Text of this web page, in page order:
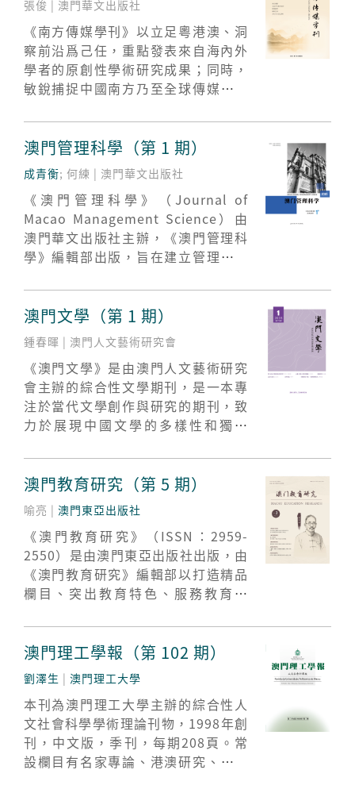
言學、國際中文教育研究，以及教育
改革與教學研究等不同領域範疇。
張俊 | 澳門華文出版社
《南方傳媒學刊》以立足粵港澳、洞
察前沿爲己任，重點發表來自海內外
學者的原創性學術研究成果；同時，
敏銳捕捉中國南方乃至全球傳媒發展
人工智能生成內容、文學藝術等領域
的新思想、新業態與新範式，著力推
動傳媒影視領域的理論構建、歷史書
寫與現實關懷。
澳門管理科學（第 1 期）
成青衡; 何練 | 澳門華文出版社
《澳門管理科學》（Journal of
Macao Management Science）由
澳門華文出版社主辦，《澳門管理科
學》編輯部出版，旨在建立管理科學
踐之平台，促進管理科學前沿思想之
交流，增强學者的國際化視野，為澳
門管理學科之發展和理論實踐水准之
提高作出貢獻。 本刊現為季刊，逢3
月，6月，9月，12月出版，常設組織
戰略，經濟管理，市場行銷，應急管
理，會計金融，企業管理，旅遊管
理，技術經濟及管理，資訊管理，公
管理的經典案例研究以及澳門城市管
理，社會管理，經濟管理，企業管
理，司法管理，教育管理等熱點問
題。
澳門文學（第 1 期）
鍾春暉 | 澳門人文藝術研究會
《澳門文學》是由澳門人文藝術研究
會主辦的綜合性文學期刊，是一本專
注於當代文學創作與研究的期刊，致
力於展現中國文學的多樣性和獨特
出刊。期刊設有“小說”“詩
歌”“散文”“作家面對面——名家訪
談”“文學評論”等欄目。
澳門教育研究（第 5 期）
喻亮 | 澳門東亞出版社
《澳門教育研究》（ISSN：2959-
2550）是由澳門東亞出版社出版，由
《澳門教育研究》編輯部以打造精品
欄目、突出教育特色、服務教育工
於為廣大教育戰線的工作者以及關心
教育工作的人士提供科研成果及教育
心得，促進全國各層次教育工作和教
育環境良好發展為主要目的的雙月出
版學術期刊。本刊欄目主要有本刊特
稿、澳門教育研究、高等教育研究、
職業教育研究、基礎教育研究、教育
教學管理與改革、創新創業教育研
澳門理工學報（第 102 期）
劉澤生 | 澳門理工大學
本刊為澳門理工大學主辦的綜合性人
文社會科學學術理論刊物，1998年創
刊，中文版，季刊，每期208頁。常
設欄目有名家專論、港澳研究、總編